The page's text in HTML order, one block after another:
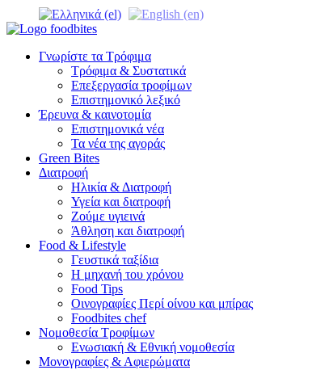
Γνωρίστε τα Τρόφιμα
Τρόφιμα & Συστατικά
Επεξεργασία τροφίμων
Επιστημονικό λεξικό
Έρευνα & καινοτομία
Επιστημονικά νέα
Τα νέα της αγοράς
Green Bites
Διατροφή
Ηλικία & Διατροφή
Υγεία και διατροφή
Ζούμε υγιεινά
Άθληση και διατροφή
Food & Lifestyle
Γευστικά ταξίδια
Η μηχανή του χρόνου
Food Tips
Οινογραφίες Περί οίνου και μπίρας
Foodbites chef
Νομοθεσία Τροφίμων
Ενωσιακή & Εθνική νομοθεσία
Μονογραφίες & Αφιερώματα